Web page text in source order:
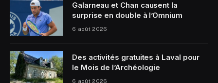
Galarneau et Chan causent la
surprise en double à l’Omnium
6 août 2026
Des activités gratuites à Laval pour
le Mois de l’Archéologie
6 août 2026